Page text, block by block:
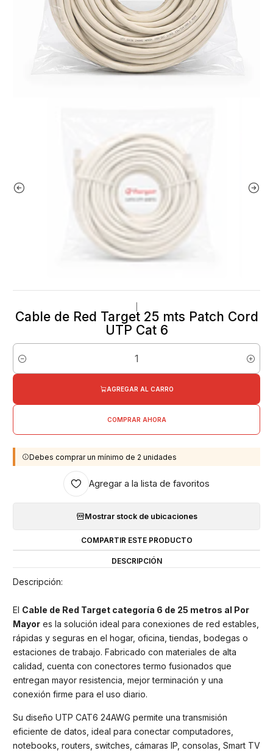
Cable de Red Target 25 mts Patch Cord
UTP Cat 6
Cantidad
AGREGAR AL CARRO
COMPRAR AHORA
Debes comprar un mínimo de 2 unidades
Agregar a la lista de favoritos
Mostrar stock de ubicaciones
COMPARTIR ESTE PRODUCTO
DESCRIPCIÓN
Descripción:
El Cable de Red Target categoría 6 de 25 metros al Por
Mayor es la solución ideal para conexiones de red estables,
rápidas y seguras en el hogar, oficina, tiendas, bodegas o
estaciones de trabajo. Fabricado con materiales de alta
calidad, cuenta con conectores termo fusionados que
entregan mayor resistencia, mejor terminación y una
conexión firme para el uso diario.
Su diseño UTP CAT6 24AWG permite una transmisión
eficiente de datos, ideal para conectar computadores,
notebooks, routers, switches, cámaras IP, consolas, Smart TV